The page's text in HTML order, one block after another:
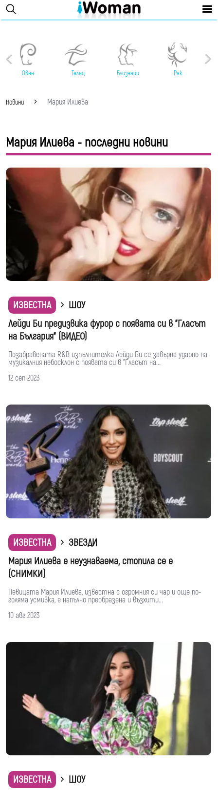
Овен Телец Близнаци Рак
Новини Мария Илиева
Мария Илиева - последни новини
ИЗВЕСТНА
ШОУ
Лейди Би предизвика фурор с появата си в "Гласът
на България" (ВИДЕО)
Позабравената R&B изпълнителка Лейди Би се завърна ударно на
музикалния небосклон с появата си в "Гласът на...
12 сеп 2023
ИЗВЕСТНА
ЗВЕЗДИ
Мария Илиева е неузнаваема, стопила се е
(СНИМКИ)
Певицата Мария Илиева, известна с огромния си чар и още по-
голяма усмивка, е напълно преобразена и възхити...
10 авг 2023
ИЗВЕСТНА
ШОУ